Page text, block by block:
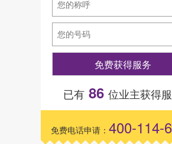
免费获得服务
已有 86 位业主获得
免费电话申请： 400-114-